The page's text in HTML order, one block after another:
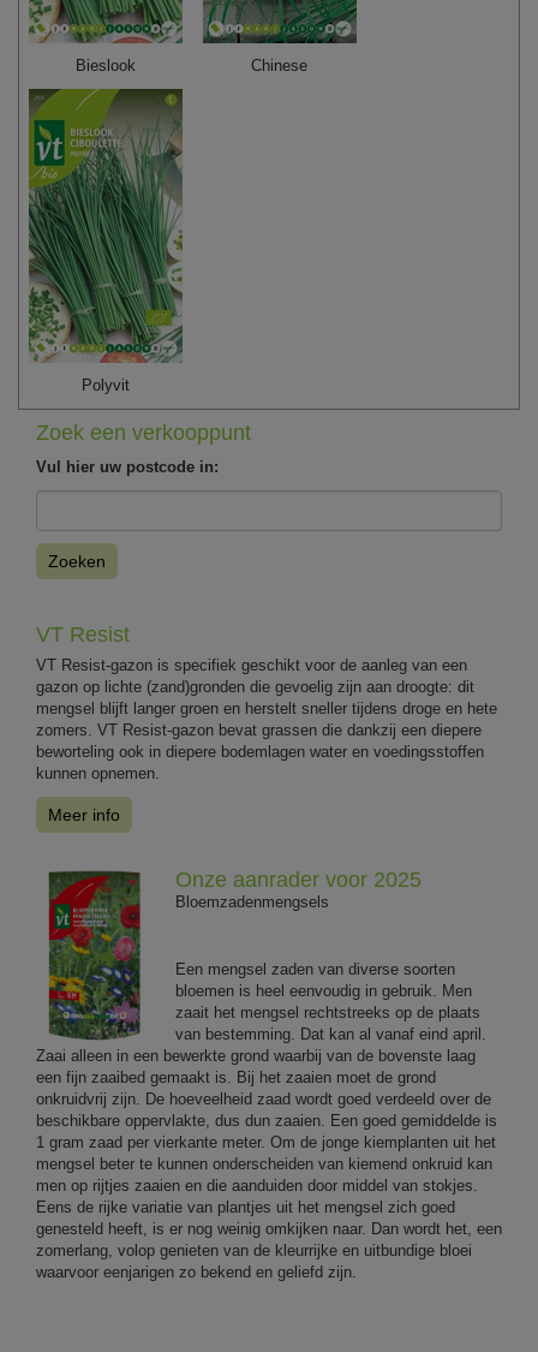
Bieslook Chinese
Polyvit
Zoek een verkooppunt
Vul hier uw postcode in:
Zoeken
VT Resist
VT Resist-gazon is specifiek geschikt voor de aanleg van een
gazon op lichte (zand)gronden die gevoelig zijn aan droogte: dit
mengsel blijft langer groen en herstelt sneller tijdens droge en hete
zomers. VT Resist-gazon bevat grassen die dankzij een diepere
beworteling ook in diepere bodemlagen water en voedingsstoffen
kunnen opnemen.
Meer info
Onze aanrader voor 2025
Bloemzadenmengsels
Een mengsel zaden van diverse soorten
bloemen is heel eenvoudig in gebruik. Men
zaait het mengsel rechtstreeks op de plaats
van bestemming. Dat kan al vanaf eind april.
Zaai alleen in een bewerkte grond waarbij van de bovenste laag
een fijn zaaibed gemaakt is. Bij het zaaien moet de grond
onkruidvrij zijn. De hoeveelheid zaad wordt goed verdeeld over de
beschikbare oppervlakte, dus dun zaaien. Een goed gemiddelde is
1 gram zaad per vierkante meter. Om de jonge kiemplanten uit het
mengsel beter te kunnen onderscheiden van kiemend onkruid kan
men op rijtjes zaaien en die aanduiden door middel van stokjes.
Eens de rijke variatie van plantjes uit het mengsel zich goed
genesteld heeft, is er nog weinig omkijken naar. Dan wordt het, een
zomerlang, volop genieten van de kleurrijke en uitbundige bloei
waarvoor eenjarigen zo bekend en geliefd zijn.